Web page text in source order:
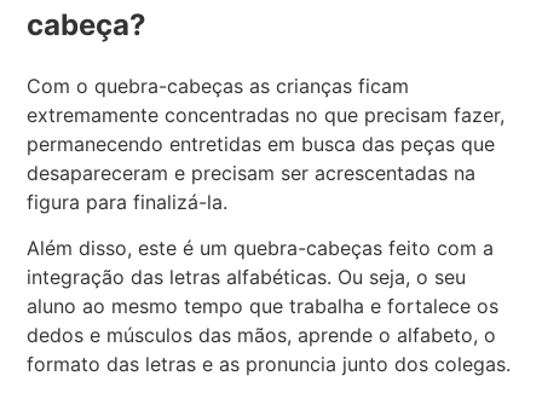
cabeça?
Com o quebra-cabeças as crianças ficam
extremamente concentradas no que precisam fazer,
permanecendo entretidas em busca das peças que
desapareceram e precisam ser acrescentadas na
figura para finalizá-la.
Além disso, este é um quebra-cabeças feito com a
integração das letras alfabéticas. Ou seja, o seu
aluno ao mesmo tempo que trabalha e fortalece os
dedos e músculos das mãos, aprende o alfabeto, o
formato das letras e as pronuncia junto dos colegas.